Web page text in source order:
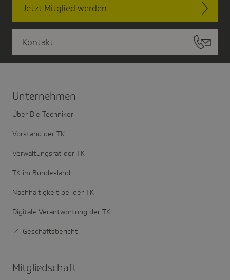
Jetzt Mitglied werden
Kontakt
Unter­nehmen
Über Die Techniker
Vorstand der TK
Verwaltungsrat der TK
TK im Bundesland
Nachhaltigkeit bei der TK
Digitale Verantwortung der TK
Geschäftsbericht
Mitglied­schaft